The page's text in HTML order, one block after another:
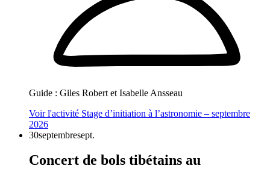
Guide : Giles Robert et Isabelle Ansseau
Voir l'activité Stage d’initiation à l’astronomie – septembre
2026
30septembresept.
Concert de bols tibétains au